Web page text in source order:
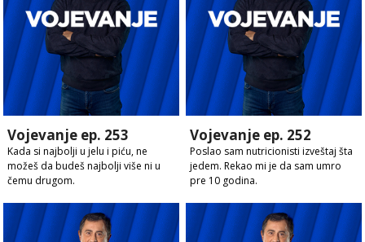
Vojevanje ep. 253
Kada si najbolji u jelu i piću, ne
možeš da budeš najbolji više ni u
čemu drugom.
Vojevanje ep. 252
Poslao sam nutricionisti izveštaj šta
jedem. Rekao mi je da sam umro
pre 10 godina.